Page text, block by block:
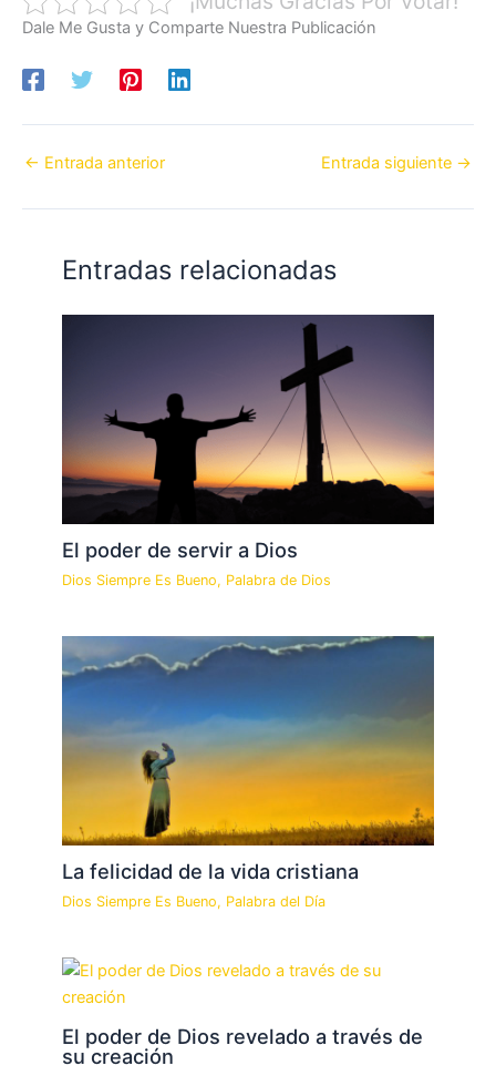
Dale Me Gusta y Comparte Nuestra Publicación
← Entrada anterior Entrada siguiente →
Entradas relacionadas
El poder de servir a Dios
Dios Siempre Es Bueno, Palabra de Dios
La felicidad de la vida cristiana
Dios Siempre Es Bueno, Palabra del Día
El poder de Dios revelado a través de
su creación